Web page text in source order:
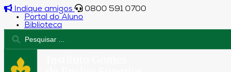
Indique amigos
0800 591 0700
Portal do Aluno
Biblioteca